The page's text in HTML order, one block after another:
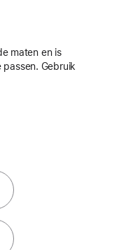
maten en is
Gebruik